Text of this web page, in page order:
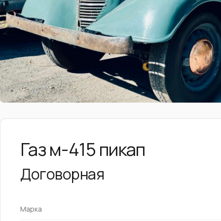
Газ м-415 пикап
Договорная
Марка